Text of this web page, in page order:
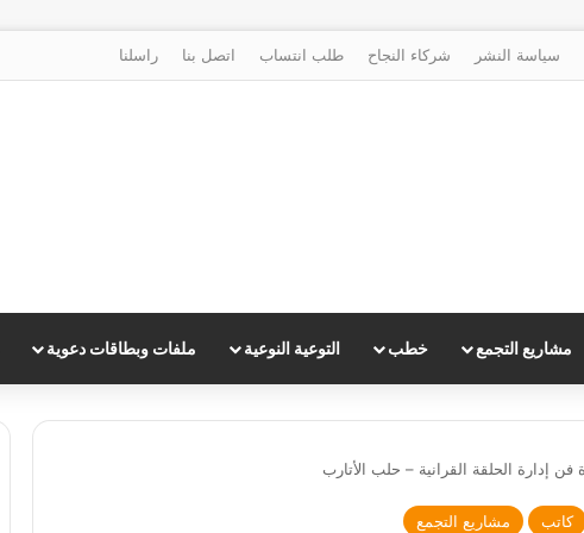
سياسة النشر شركاء النجاح طلب انتساب اتصل بنا راسلنا
مشاريع التجمع خطب التوعية النوعية ملفات وبطاقات دعوية
كاتب مشاريع التجمع